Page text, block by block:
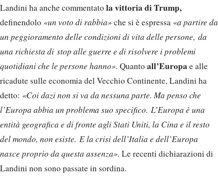
Landini ha anche commentato la vittoria di Trump,
definendolo «un voto di rabbia» che si è espressa «a partire da
un peggioramento delle condizioni di vita delle persone, da
una richiesta di stop alle guerre e di risolvere i problemi
quotidiani che le persone hanno». Quanto all’Europa e alle
ricadute sulle economia del Vecchio Continente, Landini ha
detto: «Coi dazi non si va da nessuna parte. Ma penso che
l’Europa abbia un problema suo specifico. L’Europa è una
entità geografica e di fronte agli Stati Uniti, la Cina e il resto
del mondo, non esiste. E la crisi dell’Italia e dell’Europa
nasce proprio da questa assenza». Le recenti dichiarazioni di
Landini non sono passate in sordina.